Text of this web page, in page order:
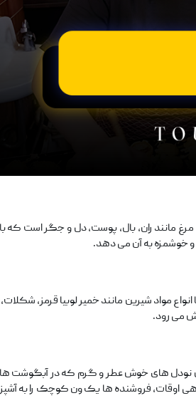
مانند ران، بال، پوست، دل و جگر است
خوشمزه به آن می ‌دهد.
مواد شیرین مانند خمیر لوبیا قرمز،
می ‌رود.
این نودل‌ های خوش ‌عطر و گرم که در آبگوشت
اوقات، فروشنده ‌ها یک ون کوچک را به